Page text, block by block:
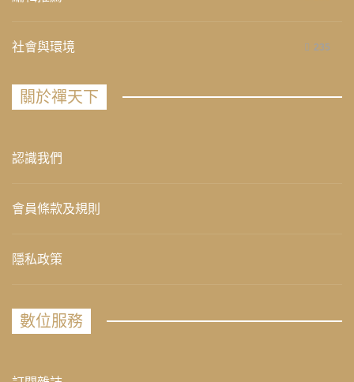
社會與環境 235
關於禪天下
認識我們
會員條款及規則
隱私政策
數位服務